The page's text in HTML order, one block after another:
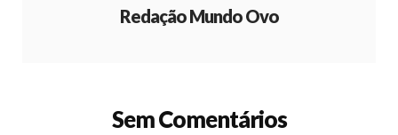
Redação Mundo Ovo
Sem Comentários